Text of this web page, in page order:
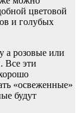
цветовой
и голубых
а розовые или
Все эти
«освеженные»
будут